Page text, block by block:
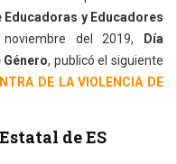
y Educadores
del 2019,
Día
Género, publicó el siguiente
DE LA VIOLENCIA DE
de ES